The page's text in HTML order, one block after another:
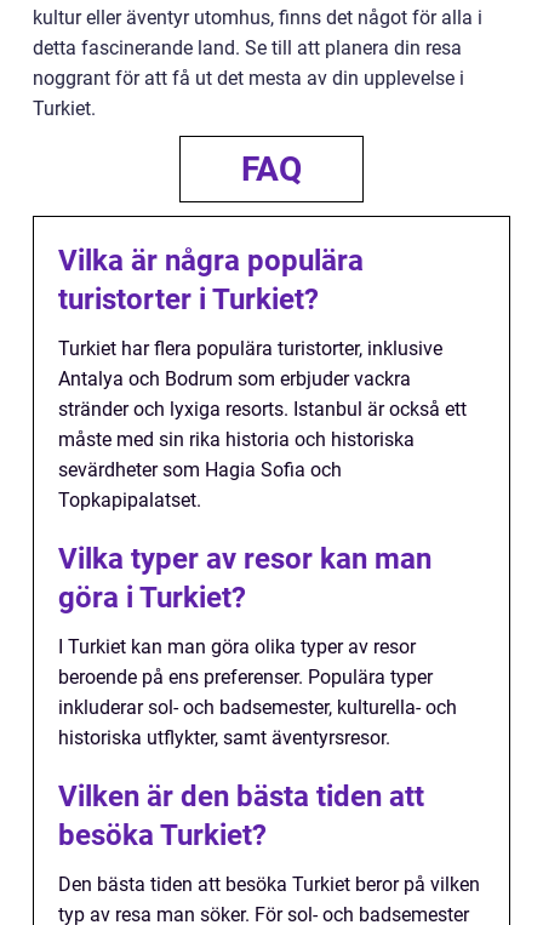
kultur eller äventyr utomhus, finns det något för alla i
detta fascinerande land. Se till att planera din resa
noggrant för att få ut det mesta av din upplevelse i
Turkiet.
FAQ
Vilka är några populära
turistorter i Turkiet?
Turkiet har flera populära turistorter, inklusive
Antalya och Bodrum som erbjuder vackra
stränder och lyxiga resorts. Istanbul är också ett
måste med sin rika historia och historiska
sevärdheter som Hagia Sofia och
Topkapipalatset.
Vilka typer av resor kan man
göra i Turkiet?
I Turkiet kan man göra olika typer av resor
beroende på ens preferenser. Populära typer
inkluderar sol- och badsemester, kulturella- och
historiska utflykter, samt äventyrsresor.
Vilken är den bästa tiden att
besöka Turkiet?
Den bästa tiden att besöka Turkiet beror på vilken
typ av resa man söker. För sol- och badsemester